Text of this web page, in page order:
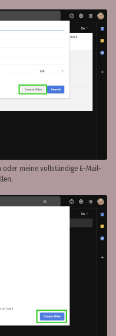
oder meine vollständige E-Mail-